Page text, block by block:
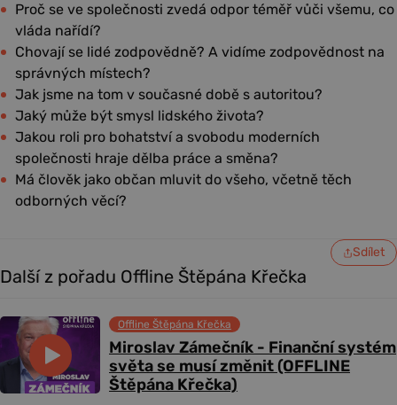
Proč se ve společnosti zvedá odpor téměř vůči všemu, co
vláda nařídí?
Chovají se lidé zodpovědně? A vidíme zodpovědnost na
správných místech?
Jak jsme na tom v současné době s autoritou?
Jaký může být smysl lidského života?
Jakou roli pro bohatství a svobodu moderních
společnosti hraje dělba práce a směna?
Má člověk jako občan mluvit do všeho, včetně těch
odborných věcí?
Sdílet
Další z pořadu Offline Štěpána Křečka
Miroslav Zámečník - Finanční systém
světa se musí změnit (OFFLINE
Štěpána Křečka)
Offline Štěpána Křečka